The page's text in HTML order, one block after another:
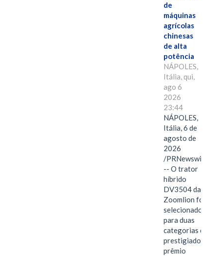
de
máquinas
agrícolas
chinesas
de alta
potência
NÁPOLES,
Itália, qui,
ago 6
2026
23:44
NÁPOLES,
Itália, 6 de
agosto de
2026
/PRNewswire/
-- O trator
híbrido
DV3504 da
Zoomlion foi
selecionado
para duas
categorias do
prestigiado
prêmio